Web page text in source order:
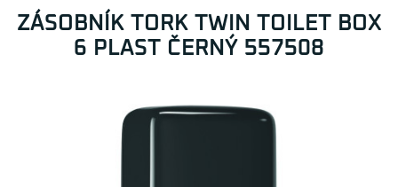
ZÁSOBNÍK TORK TWIN TOILET BOX
6 PLAST ČERNÝ 557508